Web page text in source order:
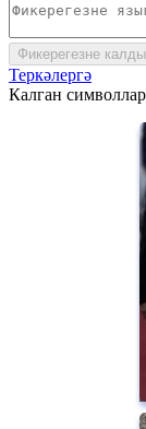
Фикерегезне
Теркәлергә
Калган